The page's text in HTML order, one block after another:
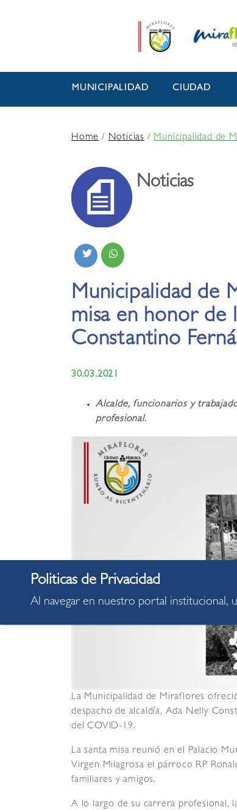
MUNICIPALIDAD CIUDAD
Home/Noticias /Municipalidad de
Noticias
Municipalidad de
misa en honor de
Constantino
30.03.2021
Alcalde, funcionarios y
profesional.
La Municipalidad de Miraflores
despacho de alcaldía, Ada Nelly
del COVID-19.
La santa misa reunió en el Palacio
Virgen Milagrosa el párroco RP
familiares y amigos.
A lo largo de su carrera profesional,
Al navegar en nuestro portal institucional,